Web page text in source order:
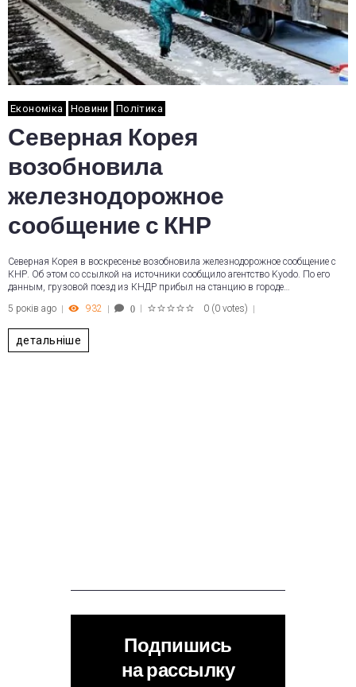
Економіка Новини Політика
Северная Корея
возобновила
железнодорожное
сообщение с КНР
Северная Корея в воскресенье возобновила железнодорожное сообщение с
КНР. Об этом со ссылкой на источники сообщило агентство Kyodo. По его
данным, грузовой поезд из КНДР прибыл на станцию в городе…
5 років ago
932 0 0 (0 votes)
детальніше
Подпишись
на рассылку